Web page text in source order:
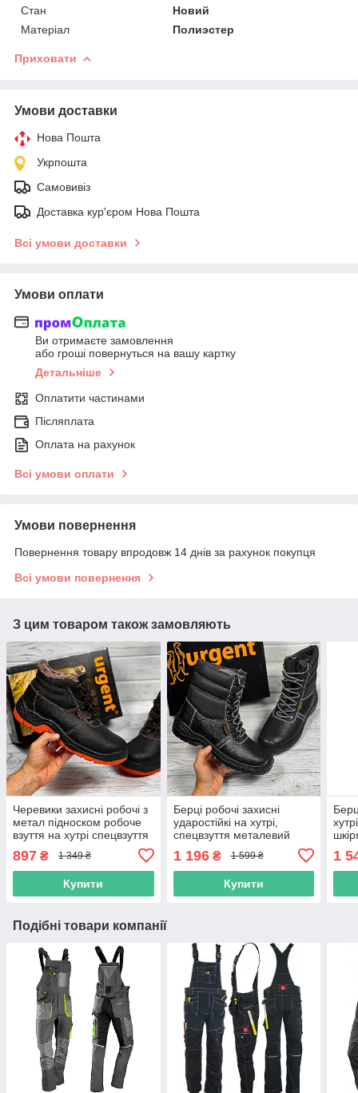
Стан
Новий
Матеріал
Полиэстер
Приховати
Умови доставки
Нова Пошта
Укрпошта
Самовивіз
Доставка кур'єром Нова Пошта
Всі умови доставки
Умови оплати
Ви отримаєте замовлення
або гроші повернуться на вашу картку
Детальніше
Оплатити частинами
Післяплата
Оплата на рахунок
Всі умови оплати
Умови повернення
Повернення товару впродовж 14 днів за рахунок покупця
Всі умови повернення
З цим товаром також замовляють
Черевики захисні робочі з
метал підноском робоче
взуття на хутрі спецвзуття
зимове чоловіче захисне
urgent польша
897 ₴ 1 349 ₴
Купити
Берці робочі захисні
ударостійкі на хутрі,
спецвзуття металевий
підносок, взуття чоловіче
робоче, польша
1 196₴ 1 599 ₴
Купити
1
Подібні товари компанії